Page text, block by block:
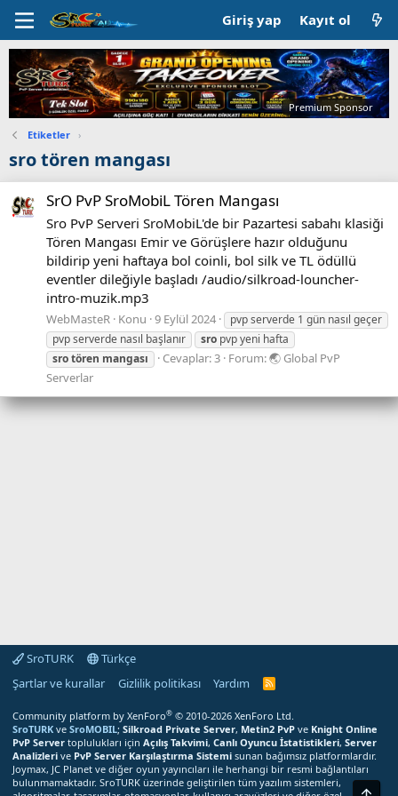
Giriş yap Kayıt ol
Premium Sponsor
Etiketler ›
sro tören mangası
SrO PvP SroMobiL Tören Mangası
Sro PvP Serveri SroMobiL'de bir Pazartesi sabahı klasiği
Tören Mangası Emir ve Görüşlere hazır olduğunu
bildirip yeni haftaya bol coinli, bol silk ve TL ödüllü
eventler dileğiyle başladı /audio/silkroad-louncher-
intro-muzik.mp3
WebMasteR Konu 9 Eylül 2024
pvp serverde 1 gün nasıl geçer
pvp serverde nasıl başlanır
sro pvp yeni hafta
srotören mangası Cevaplar: 3 Forum:🌏 Global PvP
Serverlar
SroTURK
Türkçe
Şartlar ve kurallar
Gizlilik politikası Yardım
S
T
U
R
K
R
S
Community platform by XenForo® © 2010-2026 XenForo Ltd.
SroTURK ve SroMOBIL; Silkroad Private Server, Metin2 PvP ve Knight Online
PvP Server toplulukları için Açılış Takvimi, Canlı Oyuncu İstatistikleri, Server
Analizleri ve PvP Server Karşılaştırma Sistemi sunan bağımsız platformlardır.
Joymax, JC Planet ve diğer oyun yayıncıları ile herhangi bir resmi bağlantıları
bulunmamaktadır. SroTURK üzerinde geliştirilen tüm yazılım sistemleri,